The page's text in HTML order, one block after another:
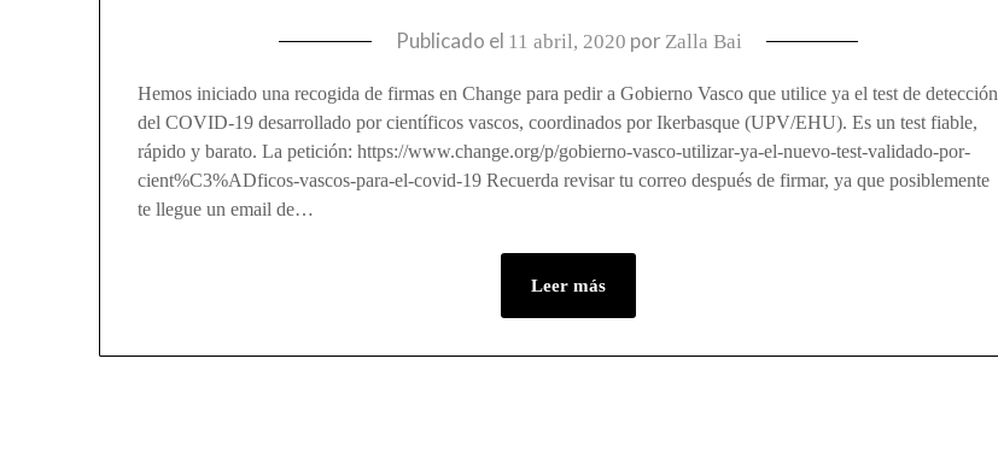
Publicado el 11 abril, 2020 por Zalla Bai
Hemos iniciado una recogida de firmas en Change para pedir a Gobierno Vasco que utilice ya el test de detección
del COVID-19 desarrollado por científicos vascos, coordinados por Ikerbasque (UPV/EHU). Es un test fiable,
rápido y barato. La petición: https://www.change.org/p/gobierno-vasco-utilizar-ya-el-nuevo-test-validado-por-
cient%C3%ADficos-vascos-para-el-covid-19 Recuerda revisar tu correo después de firmar, ya que posiblemente
te llegue un email de…
Leer más